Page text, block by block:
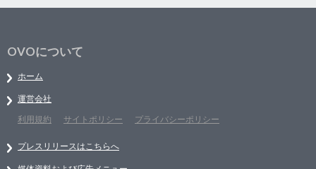
OVOについて
ホーム
運営会社
利用規約
サイトポリシー プライバシーポリシー
プレスリリースはこちらへ